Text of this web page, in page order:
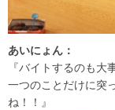
あいにょん：
『バイトするのも大
一つのことだけに突
ね！！』